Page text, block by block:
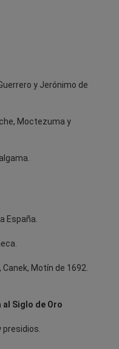
y Jerónimo de
Moctezuma y
España.
Motín de 1692.
al Siglo de Oro